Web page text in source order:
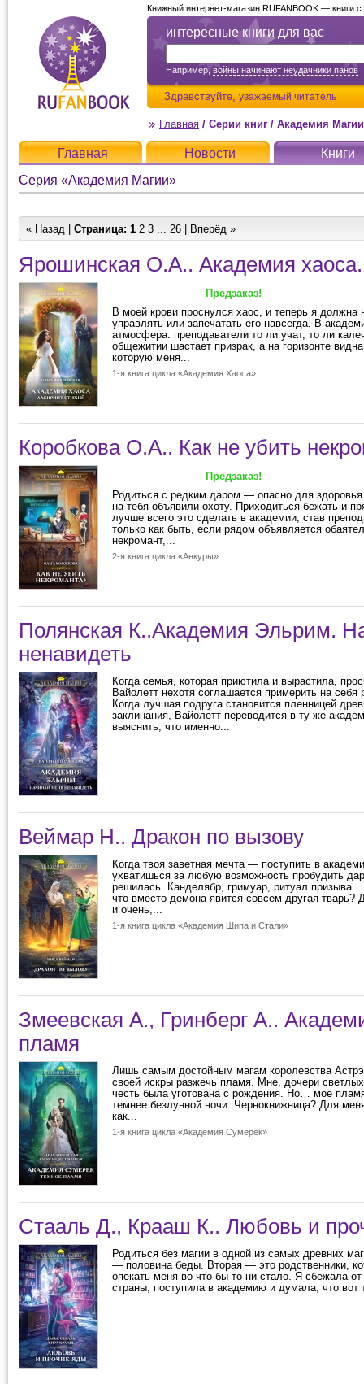
интересные книги для вас
Например,войны начинают неудачники панов
Здравствуйте, уважаемый читатель
Книжный интернет-магазин RUFANBOOK — книги
Главная / Серии книг / Академия Магии
Главная Новости
Книги
Серия «Академия Магии»
« Назад | Страница: 1 2 3 ... 26 Вперёд »
Ярошинская О.А.. Академия
Предзаказ!
В моей крови проснулся хаос, и теперь я должна
управлять или запечатать его навсегда. В
атмосфера: преподаватели то ли учат, то ли
общежитии шастает призрак, а на горизонте
которую меня...
1-я книга цикла «Академия Хаоса»
Коробкова О.А.. Как не убить
Предзаказ!
Родиться с редким даром — опасно для
на тебя объявили охоту. Приходиться бежать и
лучше всего это сделать в академии, став
только как быть, если рядом объявляется
некромант,...
2-я книга цикла «Анкуры»
Полянская К..Академия Эльрим.
ненавидеть
Когда семья, которая приютила и вырастила,
Вайолетт нехотя соглашается примерить на себя
Когда лучшая подруга становится пленницей
заклинания, Вайолетт переводится в ту же
выяснить, что именно...
Веймар Н.. Дракон по вызову
Когда твоя заветная мечта — поступить в
ухватишься за любую возможность пробудить
решилась. Канделябр, гримуар, ритуал
что вместо демона явится совсем другая тварь?
и очень,...
1-я книга цикла «Академия Шипа и Стали»
Змеевская А., Гринберг А..
пламя
Лишь самым достойным магам королевства Астрэ
своей искры разжечь пламя. Мне, дочери
честь была уготована с рождения. Но… моё
темнее безлунной ночи. Чернокнижница? Для
как...
1-я книга цикла «Академия Сумерек»
Стааль Д., Крааш К.. Любовь и
Родиться без магии в одной из самых древних
— половина беды. Вторая — это родственники,
опекать меня во что бы то ни стало. Я сбежала от
страны, поступила в академию и думала, что вот